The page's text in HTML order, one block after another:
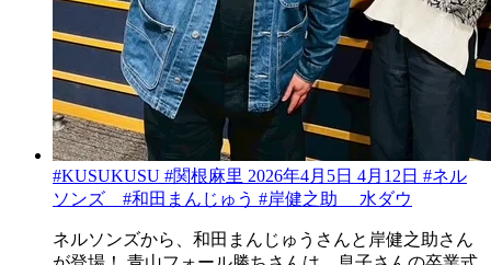
#KUSUKUSU #関根麻里 2026年4月5日 4月12日 #ネル
ソンズ #和田まんじゅう #岸健之助 水ダウ
ネルソンズから、和田まんじゅうさんと岸健之助さん